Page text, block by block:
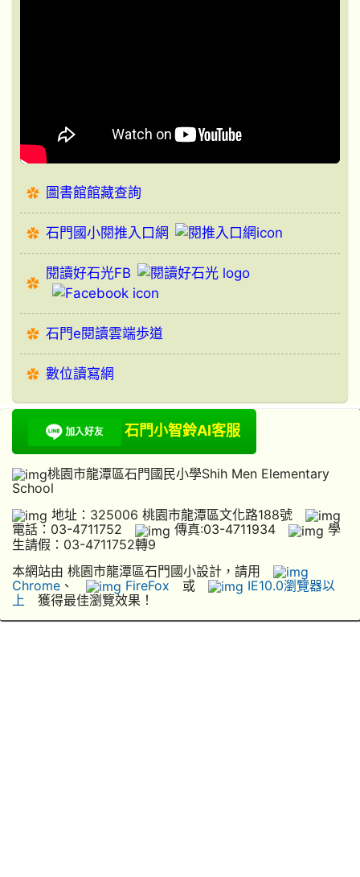
圖書館館藏查詢
石門國小閱推入口網
閱讀好石光FB
石門e閱讀雲端歩道
數位讀寫網
石門小智鈴AI客服
桃園市龍潭區石門國民小學Shih Men Elementary
School
地址：325006 桃園市龍潭區文化路188號
電話：03-4711752
傳真:03-4711934
學
生請假：03-4711752轉9
本網站由 桃園市龍潭區石門國小設計，請用
Chrome 、 FireFox 或
IE10.0瀏覽器以
上 獲得最佳瀏覽效果！